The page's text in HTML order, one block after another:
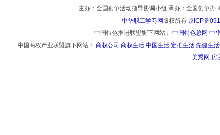
主办：全国创争活动指导协调小组 承办：全国创争
中华职工学习网 版权所有 京ICP备
中国特色推进联盟旗下网站： 中国特色总网 中
中国商权产业联盟旗下网站： 商权公司 商权生活 中国生活 定推生活 先健生活
美秀网 房